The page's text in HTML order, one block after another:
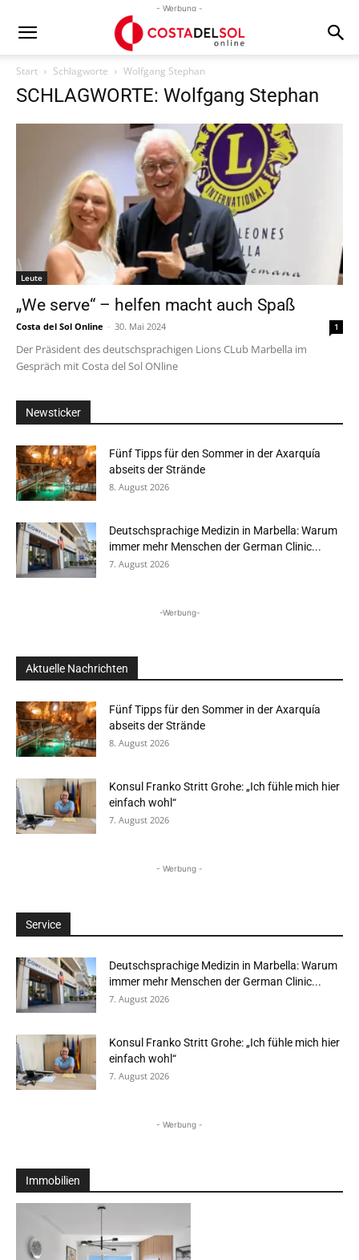
- Werbung -
Start Schlagworte Wolfgang Stephan
SCHLAGWORTE: Wolfgang Stephan
Leute
„We serve“ – helfen macht auch Spaß
Costa del Sol Online - 30. Mai 2024 1
Der Präsident des deutschsprachigen Lions CLub Marbella im
Gespräch mit Costa del Sol ONline
Newsticker
Fünf Tipps für den Sommer in der Axarquía
abseits der Strände
8. August 2026
Deutschsprachige Medizin in Marbella: Warum
immer mehr Menschen der German Clinic...
7. August 2026
-Werbung-
Aktuelle Nachrichten
Fünf Tipps für den Sommer in der Axarquía
abseits der Strände
8. August 2026
Konsul Franko Stritt Grohe: „Ich fühle mich hier
einfach wohl“
7. August 2026
- Werbung -
Service
Deutschsprachige Medizin in Marbella: Warum
immer mehr Menschen der German Clinic...
7. August 2026
Konsul Franko Stritt Grohe: „Ich fühle mich hier
einfach wohl“
7. August 2026
- Werbung -
Immobilien